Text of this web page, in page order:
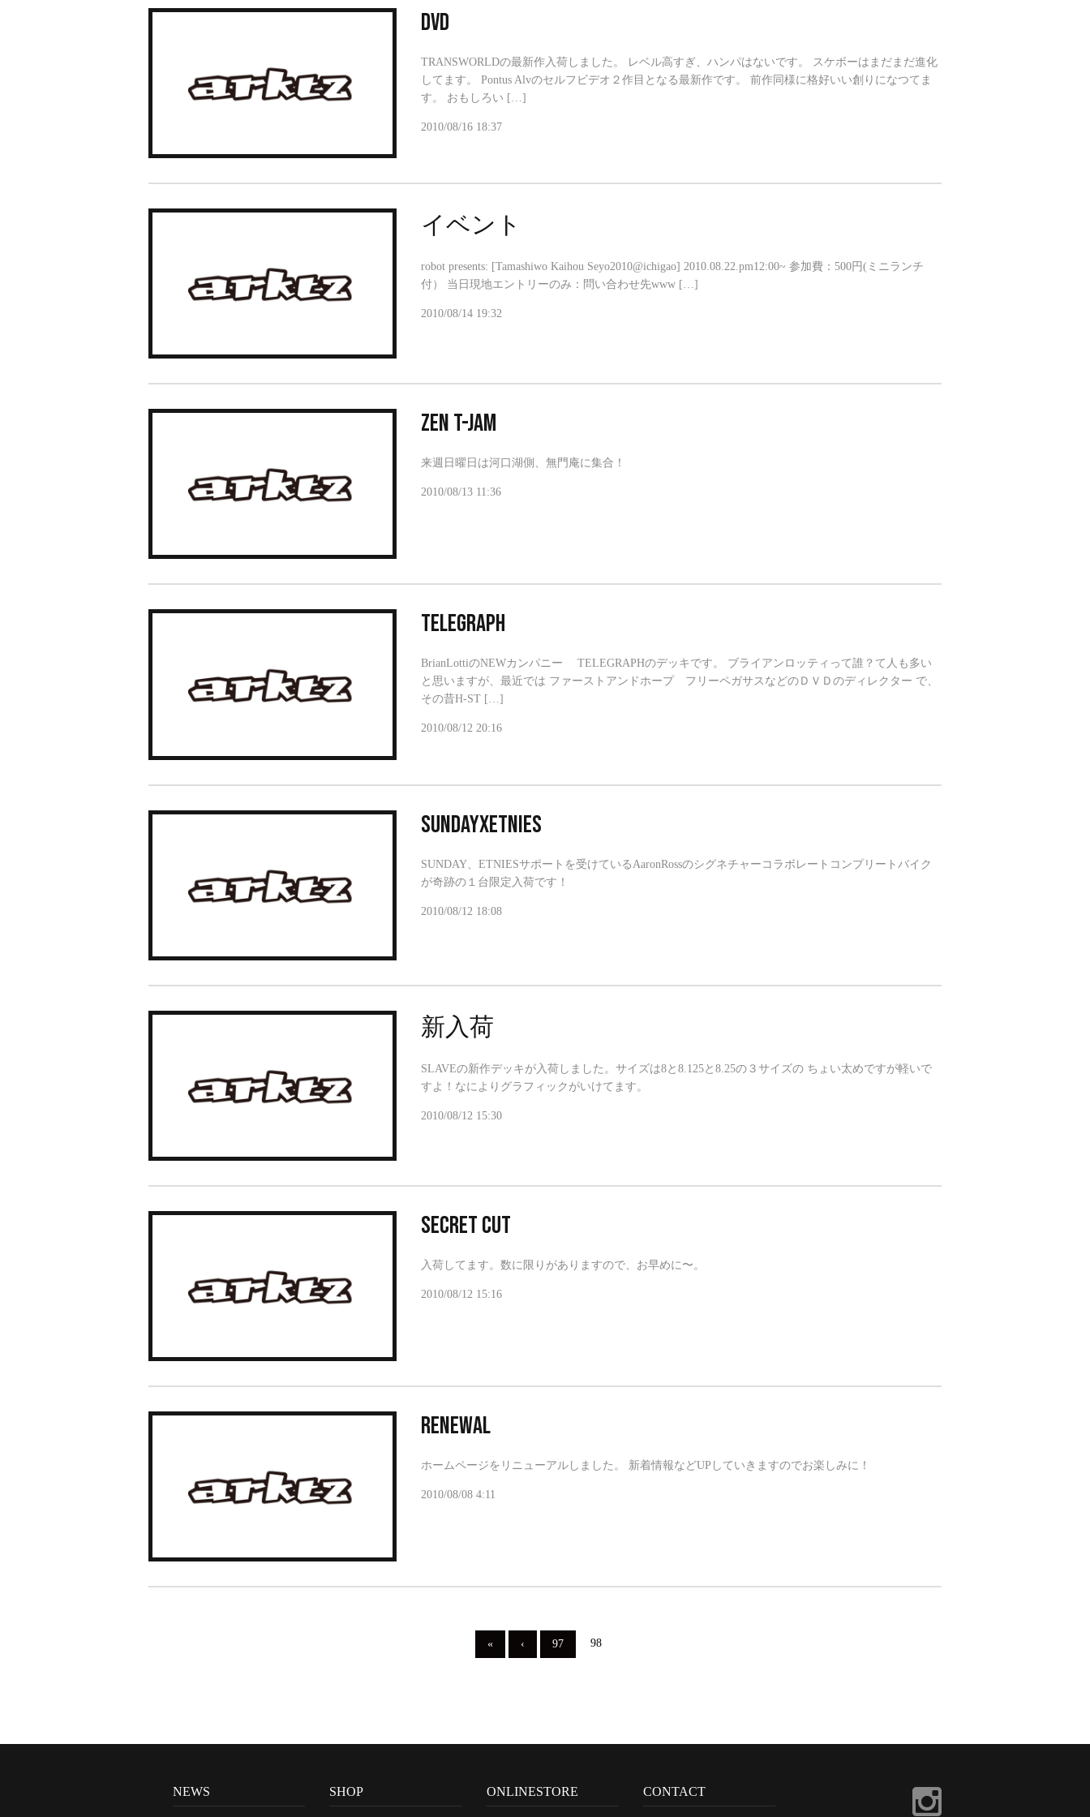
DVD
TRANSWORLDの最新作入荷しました。 レベル高すぎ、ハンパはないです。 スケボーはまだまだ進化
してます。 Pontus Alvのセルフビデオ２作目となる最新作です。 前作同様に格好いい創りになつてま
す。 おもしろい […]
2010/08/16 18:37
イベント
robot presents: [Tamashiwo Kaihou Seyo2010@ichigao] 2010.08.22.pm12:00~ 参加費：500円(ミニランチ
付） 当日現地エントリーのみ：問い合わせ先www […]
2010/08/14 19:32
ZEN T-JAM
来週日曜日は河口湖側、無門庵に集合！
2010/08/13 11:36
TELEGRAPH
BrianLottiのNEWカンパニー TELEGRAPHのデッキです。 ブライアンロッティって誰？て人も多い
と思いますが、最近では ファーストアンドホープ フリーペガサスなどのＤＶＤのディレクター で、
その昔H-ST […]
2010/08/12 20:16
SUNDAYxETNIES
SUNDAY、ETNIESサポートを受けているAaronRossのシグネチャーコラボレートコンプリートバイク
が奇跡の１台限定入荷です！
2010/08/12 18:08
新入荷
SLAVEの新作デッキが入荷しました。サイズは8と8.125と8.25の３サイズの ちょい太めですが軽いで
すよ！なによりグラフィックがいけてます。
2010/08/12 15:30
SECRET CUT
入荷してます。数に限りがありますので、お早めに〜。
2010/08/12 15:16
Renewal
ホームページをリニューアルしました。 新着情報などUPしていきますのでお楽しみに！
2010/08/08 4:11
« ‹ 97 98
NEWS SHOP ONLINESTORE CONTACT